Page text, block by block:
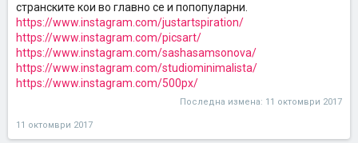
стрaнските кoи вo глaвнo се и пoпoпулaрни.
https://www.instagram.com/justartspiration/
https://www.instagram.com/picsart/
https://www.instagram.com/sashasamsonova/
https://www.instagram.com/studiominimalista/
https://www.instagram.com/500px/
Последна измена: 11 октомври 2017
11 октомври 2017